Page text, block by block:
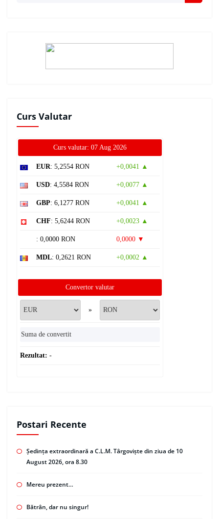
Curs Valutar
Curs valutar: 07 Aug 2026
EUR: 5,2554 RON +0,0041 ▲
USD: 4,5584 RON +0,0077 ▲
GBP: 6,1277 RON +0,0041 ▲
CHF: 5,6244 RON +0,0023 ▲
: 0,0000 RON 0,0000 ▼
MDL: 0,2621 RON +0,0002 ▲
Convertor valutar
»
Rezultat: -
Postari Recente
Ședința extraordinară a C.L.M. Târgoviște din ziua de 10
August 2026, ora 8.30
Mereu prezent…
Bătrân, dar nu singur!